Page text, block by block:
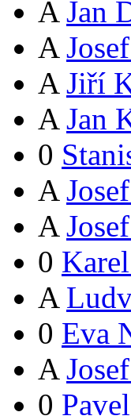
A Jan
A
A Jiří
A Jan
0
A
A
0
A
0 Eva
A
0